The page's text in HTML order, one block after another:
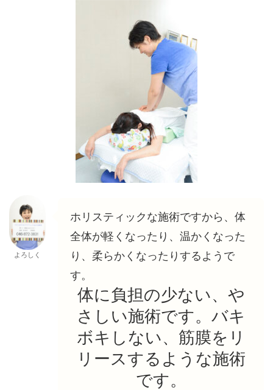
よろしく
ホリスティックな施術ですから、体
全体が軽くなったり、温かくなった
り、柔らかくなったりするようで
す。
体に負担の少ない、や
さしい施術です。バキ
ボキしない、筋膜をリ
リースするような施術
です。